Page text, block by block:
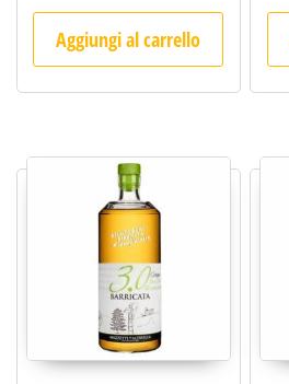
Aggiungi al carrello